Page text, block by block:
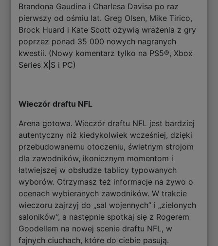
Brandona Gaudina i Charlesa Davisa po raz
pierwszy od ośmiu lat. Greg Olsen, Mike Tirico,
Brock Huard i Kate Scott ożywią wrażenia z gry
poprzez ponad 35 000 nowych nagranych
kwestii. (Nowy komentarz tylko na PS5®, Xbox
Series X|S i PC)
Wieczór draftu NFL
Arena gotowa. Wieczór draftu NFL jest bardziej
autentyczny niż kiedykolwiek wcześniej, dzięki
przebudowanemu otoczeniu, świetnym strojom
dla zawodników, ikonicznym momentom i
łatwiejszej w obsłudze tablicy typowanych
wyborów. Otrzymasz też informacje na żywo o
ocenach wybieranych zawodników. W trakcie
wieczoru zajrzyj do „sal wojennych” i „zielonych
saloników”, a następnie spotkaj się z Rogerem
Goodellem na nowej scenie draftu NFL, w
fajnych ciuchach, które do ciebie pasują.